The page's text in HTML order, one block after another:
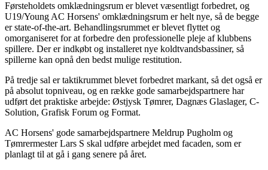
Førsteholdets omklædningsrum er blevet væsentligt forbedret, og
U19/Young AC Horsens' omklædningsrum er helt nye, så de begge
er state-of-the-art. Behandlingsrummet er blevet flyttet og
omorganiseret for at forbedre den professionelle pleje af klubbens
spillere. Der er indkøbt og installeret nye koldtvandsbassiner, så
spillerne kan opnå den bedst mulige restitution.
På tredje sal er taktikrummet blevet forbedret markant, så det også er
på absolut topniveau, og en række gode samarbejdspartnere har
udført det praktiske arbejde: Østjysk Tømrer, Dagnæs Glaslager, C-
Solution, Grafisk Forum og Format.
AC Horsens' gode samarbejdspartnere Meldrup Pugholm og
Tømrermester Lars S skal udføre arbejdet med facaden, som er
planlagt til at gå i gang senere på året.